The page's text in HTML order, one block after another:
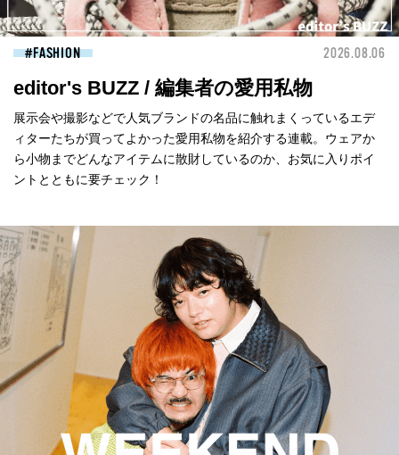
FASHION 2026.08.06
editor's BUZZ / 編集者の愛用私物
展示会や撮影などで人気ブランドの名品に触れまくっているエデ
ィターたちが買ってよかった愛用私物を紹介する連載。ウェアか
ら小物までどんなアイテムに散財しているのか、お気に入りポイ
ントとともに要チェック！